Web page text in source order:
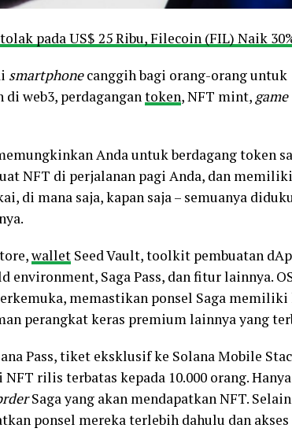
pada US$ 25 Ribu, Filecoin (FIL) Naik
smartphonecanggih bagi orang-orang untuk
web3, perdagangantoken, NFT mint,
Anda untuk berdagang token
NFT di perjalanan pagi Anda, dan
di mana saja, kapan saja – semuanya
wallet Seed Vault, toolkit pembuatan
environment, Saga Pass, dan fitur lainnya.
memastikan ponsel Saga memiliki
perangkat keras premium lainnya yang
Pass, tiket eksklusif ke Solana Mobile
rilis terbatas kepada 10.000 orang. Hanya
Saga yang akan mendapatkan NFT.
ponsel mereka terlebih dahulu dan